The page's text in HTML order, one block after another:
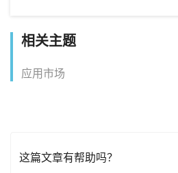
相关主题
应用市场
这篇文章有帮助吗？